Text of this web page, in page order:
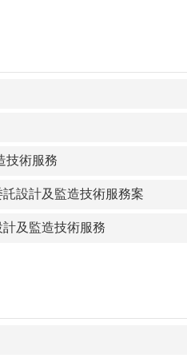
技術服務
設計及監造技術服務案
及監造技術服務